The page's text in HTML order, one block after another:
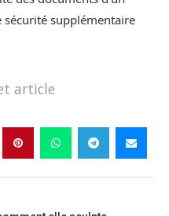
supplémentaire
article